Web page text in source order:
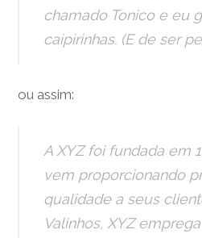
chamado Tonico e eu
caipirinhas. (E de ser
ou assim:
A XYZ foi fundada em
vem proporcionando
qualidade a seus
Valinhos, XYZ